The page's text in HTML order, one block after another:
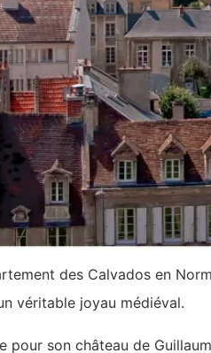
des Calvados en
véritable joyau médiéval.
pour son château de